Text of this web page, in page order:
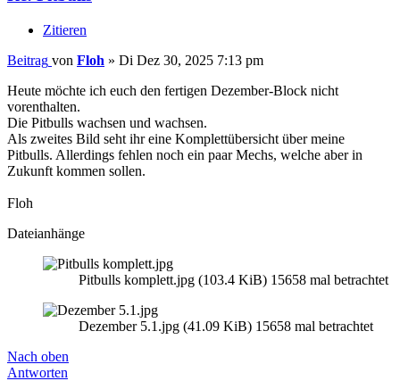
Zitieren
Beitrag von Floh » Di Dez 30, 2025 7:13 pm
Heute möchte ich euch den fertigen Dezember-Block nicht
vorenthalten.
Die Pitbulls wachsen und wachsen.
Als zweites Bild seht ihr eine Komplettübersicht über meine
Pitbulls. Allerdings fehlen noch ein paar Mechs, welche aber in
Zukunft kommen sollen.
Floh
Dateianhänge
Pitbulls komplett.jpg (103.4 KiB) 15658 mal betrachtet
Dezember 5.1.jpg (41.09 KiB) 15658 mal betrachtet
Nach oben
Antworten